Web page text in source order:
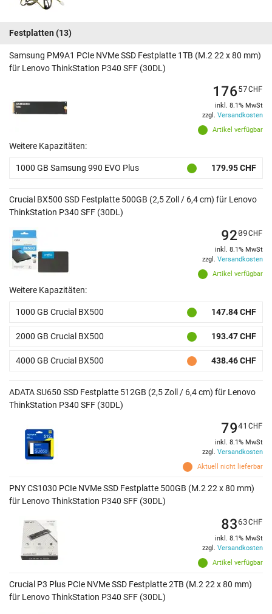
Festplatten (13)
Samsung PM9A1 PCIe NVMe SSD Festplatte 1TB (M.2 22 x 80 mm)
für Lenovo ThinkStation P340 SFF (30DL)
Artikel verfügbar
17657CHF
inkl. 8.1% MwSt
zzgl. Versandkosten
Weitere Kapazitäten:
1000 GB Samsung 990 EVO Plus 179.95 CHF
Crucial BX500 SSD Festplatte 500GB (2,5 Zoll / 6,4 cm) für Lenovo
ThinkStation P340 SFF (30DL)
Artikel verfügbar
9209CHF
inkl. 8.1% MwSt
zzgl. Versandkosten
Weitere Kapazitäten:
1000 GB Crucial BX500 147.84 CHF
2000 GB Crucial BX500 193.47 CHF
4000 GB Crucial BX500 438.46 CHF
ADATA SU650 SSD Festplatte 512GB (2,5 Zoll / 6,4 cm) für Lenovo
ThinkStation P340 SFF (30DL)
Aktuell nicht lieferbar
7941 CHF
inkl. 8.1% MwSt
zzgl. Versandkosten
PNY CS1030 PCIe NVMe SSD Festplatte 500GB (M.2 22 x 80 mm)
für Lenovo ThinkStation P340 SFF (30DL)
Artikel verfügbar
8363CHF
inkl. 8.1% MwSt
zzgl. Versandkosten
Crucial P3 Plus PCIe NVMe SSD Festplatte 2TB (M.2 22 x 80 mm)
für Lenovo ThinkStation P340 SFF (30DL)